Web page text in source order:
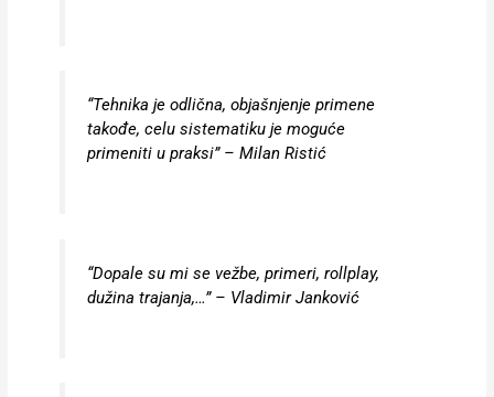
“Tehnika je odlična, objašnjenje primene
takođe, celu sistematiku je moguće
primeniti u praksi” – Milan Ristić
“Dopale su mi se vežbe, primeri, rollplay,
dužina trajanja,…” – Vladimir Janković